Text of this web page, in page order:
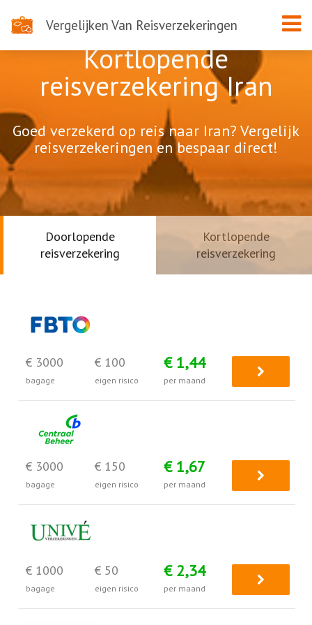
Vergelijken Van Reisverzekeringen
Kortlopende
reisverzekering Iran
Goed verzekerd op reis naar Iran? Vergelijk
reisverzekeringen en bespaar direct!
Doorlopende
reisverzekering
Kortlopende
reisverzekering
€ 3000
bagage
€ 100
eigen risico
€ 1,44
per maand
€ 3000
bagage
€ 150
eigen risico
€ 1,67
per maand
€ 1000
bagage
€ 50
eigen risico
€ 2,34
per maand